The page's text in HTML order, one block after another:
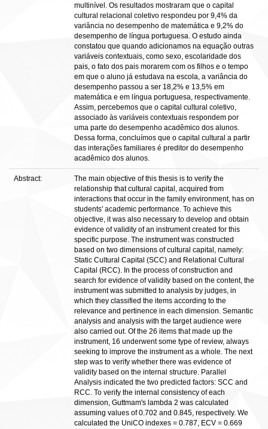
multinível. Os resultados mostraram que o capital
cultural relacional coletivo respondeu por 9,4% da
variância no desempenho de matemática e 9,2% do
desempenho de língua portuguesa. O estudo ainda
constatou que quando adicionamos na equação outras
variáveis contextuais, como sexo, escolaridade dos
pais, o fato dos pais morarem com os filhos e o tempo
em que o aluno já estudava na escola, a variância do
desempenho passou a ser 18,2% e 13,5% em
matemática e em língua portuguesa, respectivamente.
Assim, percebemos que o capital cultural coletivo,
associado às variáveis contextuais respondem por
uma parte do desempenho acadêmico dos alunos.
Dessa forma, concluímos que o capital cultural a partir
das interações familiares é preditor do desempenho
acadêmico dos alunos.
Abstract:
The main objective of this thesis is to verify the
relationship that cultural capital, acquired from
interactions that occur in the family environment, has on
students' academic performance. To achieve this
objective, it was also necessary to develop and obtain
evidence of validity of an instrument created for this
specific purpose. The instrument was constructed
based on two dimensions of cultural capital, namely:
Static Cultural Capital (SCC) and Relational Cultural
Capital (RCC). In the process of construction and
search for evidence of validity based on the content, the
instrument was submitted to analysis by judges, in
which they classified the items according to the
relevance and pertinence in each dimension. Semantic
analysis and analysis with the target audience were
also carried out. Of the 26 items that made up the
instrument, 16 underwent some type of review, always
seeking to improve the instrument as a whole. The next
step was to verify whether there was evidence of
validity based on the internal structure. Parallel
Analysis indicated the two predicted factors: SCC and
RCC. To verify the internal consistency of each
dimension, Guttmam's lambda 2 was calculated
assuming values of 0.702 and 0.845, respectively. We
calculated the UniCO indexes = 0.787, ECV = 0.669